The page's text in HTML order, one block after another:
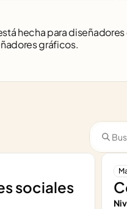
hecha para
gráficos.
sociales